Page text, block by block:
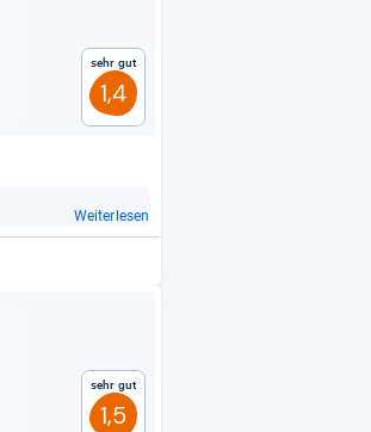
Sehr gut
1,4
Weiterlesen
Sehr gut
1,5